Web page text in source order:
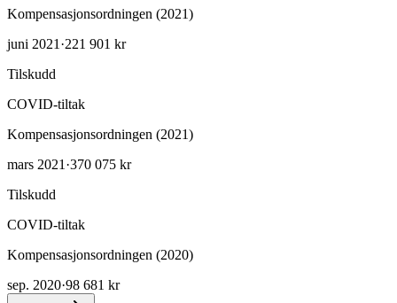
Kompensasjonsordningen (2021)
juni 2021 ·221 901 kr
Tilskudd
COVID-tiltak
Kompensasjonsordningen (2021)
mars 2021 ·370 075 kr
Tilskudd
COVID-tiltak
Kompensasjonsordningen (2020)
sep. 2020·98 681 kr